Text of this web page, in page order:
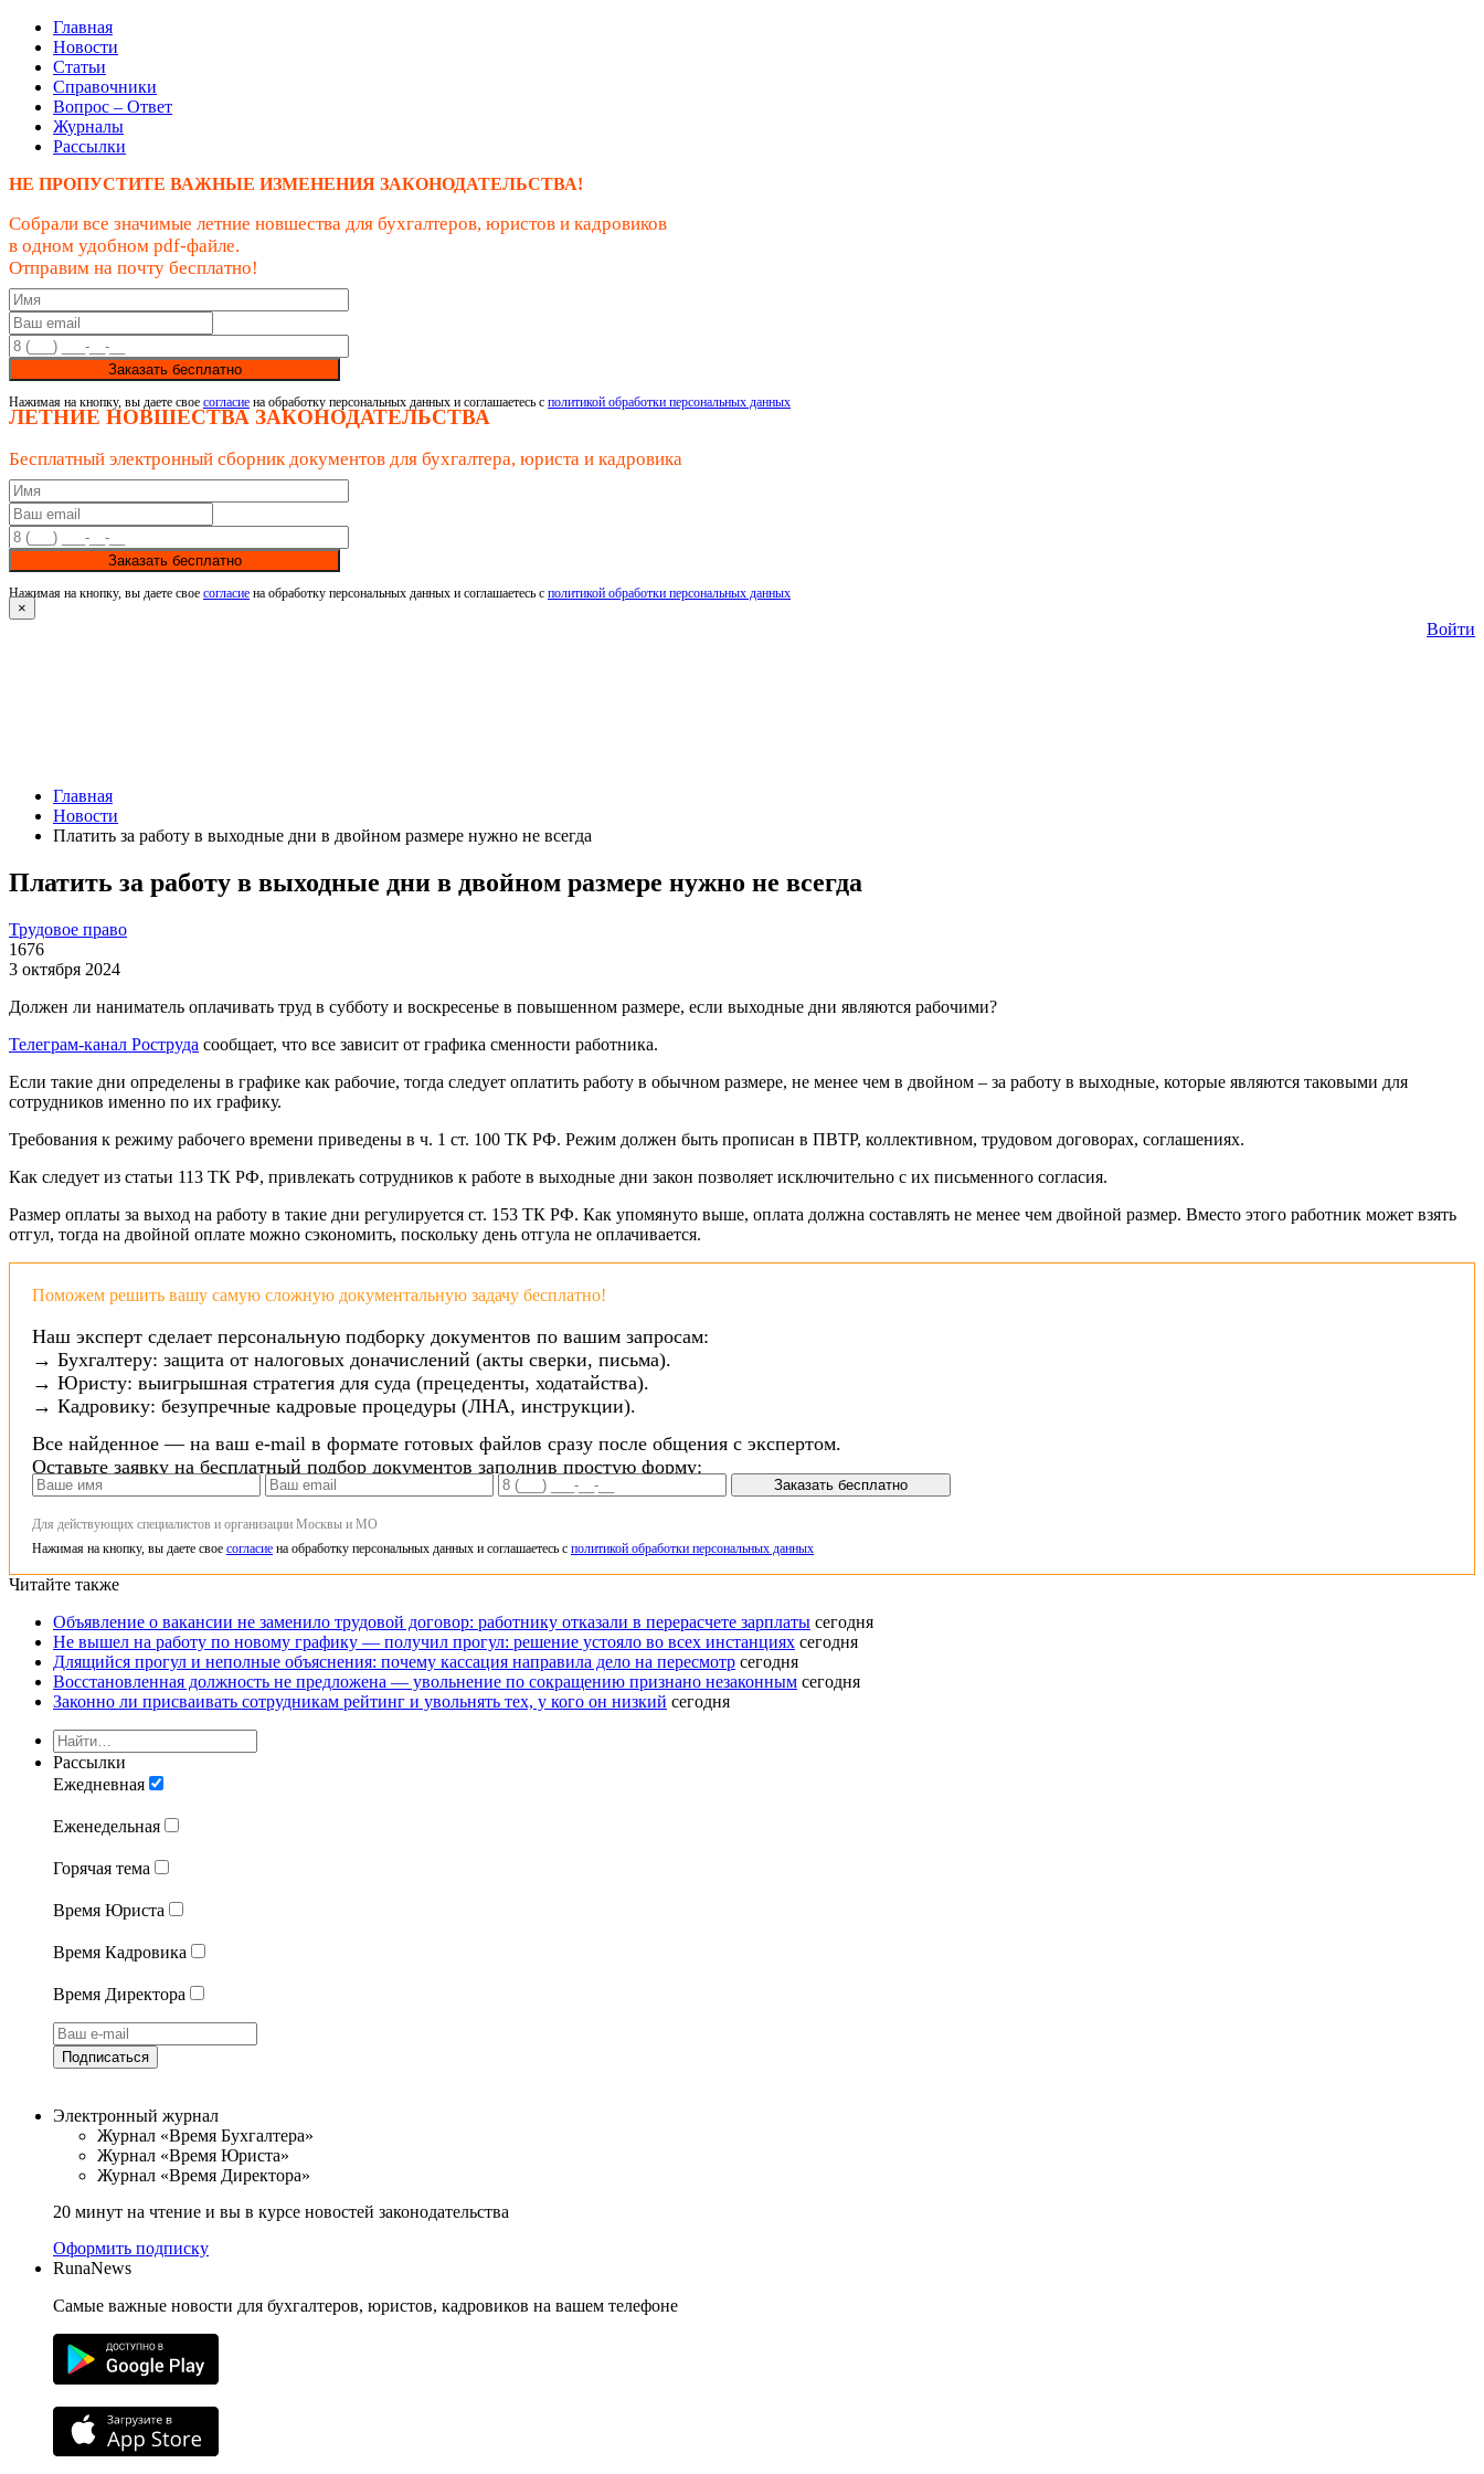
Главная
Новости
Статьи
Справочники
Вопрос – Ответ
Журналы
Рассылки
НЕ ПРОПУСТИТЕ ВАЖНЫЕ ИЗМЕНЕНИЯ ЗАКОНОДАТЕЛЬСТВА!
Собрали все значимые летние новшества для бухгалтеров, юристов и кадровиков
в одном удобном pdf-файле.
Отправим на почту бесплатно!
Заказать бесплатно
Нажимая на кнопку, вы даете свое согласие на обработку персональных данных и соглашаетесь с политикой обработки персональных данных
ЛЕТНИЕ НОВШЕСТВА ЗАКОНОДАТЕЛЬСТВА
Бесплатный электронный сборник документов для бухгалтера, юриста и кадровика
Заказать бесплатно
Нажимая на кнопку, вы даете свое согласие на обработку персональных данных и соглашаетесь с политикой обработки персональных данных
×
Войти
Главная
Новости
Платить за работу в выходные дни в двойном размере нужно не всегда
Платить за работу в выходные дни в двойном размере нужно не всегда
Трудовое право
1676
3 октября 2024
Должен ли наниматель оплачивать труд в субботу и воскресенье в повышенном размере, если выходные дни являются рабочими?
Телеграм-канал Роструда сообщает, что все зависит от графика сменности работника.
Если такие дни определены в графике как рабочие, тогда следует оплатить работу в обычном размере, не менее чем в двойном – за работу в выходные, которые являются таковыми для
сотрудников именно по их графику.
Требования к режиму рабочего времени приведены в ч. 1 ст. 100 ТК РФ. Режим должен быть прописан в ПВТР, коллективном, трудовом договорах, соглашениях.
Как следует из статьи 113 ТК РФ, привлекать сотрудников к работе в выходные дни закон позволяет исключительно с их письменного согласия.
Размер оплаты за выход на работу в такие дни регулируется ст. 153 ТК РФ. Как упомянуто выше, оплата должна составлять не менее чем двойной размер. Вместо этого работник может взять
отгул, тогда на двойной оплате можно сэкономить, поскольку день отгула не оплачивается.
Поможем решить вашу самую сложную документальную задачу бесплатно!
Наш эксперт сделает персональную подборку документов по вашим запросам:
→ Бухгалтеру: защита от налоговых доначислений (акты сверки, письма).
→ Юристу: выигрышная стратегия для суда (прецеденты, ходатайства).
→ Кадровику: безупречные кадровые процедуры (ЛНА, инструкции).
Все найденное — на ваш e-mail в формате готовых файлов сразу после общения с экспертом.
Оставьте заявку на бесплатный подбор документов заполнив простую форму:
Заказать бесплатно
Для действующих специалистов и организации Москвы и МО
Нажимая на кнопку, вы даете свое согласие на обработку персональных данных и соглашаетесь с политикой обработки персональных данных
Читайте также
Объявление о вакансии не заменило трудовой договор: работнику отказали в перерасчете зарплаты сегодня
Не вышел на работу по новому графику — получил прогул: решение устояло во всех инстанциях сегодня
Длящийся прогул и неполные объяснения: почему кассация направила дело на пересмотр сегодня
Восстановленная должность не предложена — увольнение по сокращению признано незаконным сегодня
Законно ли присваивать сотрудникам рейтинг и увольнять тех, у кого он низкий сегодня
Рассылки
Ежедневная
Еженедельная
Горячая тема
Время Юриста
Время Кадровика
Время Директора
Подписаться
Электронный журнал
Журнал «Время Бухгалтера»
Журнал «Время Юриста»
Журнал «Время Директора»
20 минут на чтение и вы в курсе новостей законодательства
Оформить подписку
RunaNews
Самые важные новости для бухгалтеров, юристов, кадровиков на вашем телефоне